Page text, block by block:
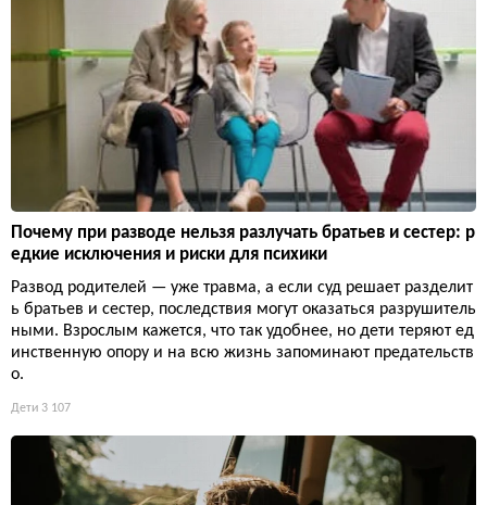
Почему при разводе нельзя разлучать братьев и сестер: р
едкие исключения и риски для психики
Развод родителей — уже травма, а если суд решает разделит
ь братьев и сестер, последствия могут оказаться разрушитель
ными. Взрослым кажется, что так удобнее, но дети теряют ед
инственную опору и на всю жизнь запоминают предательств
о.
Дети 3 107